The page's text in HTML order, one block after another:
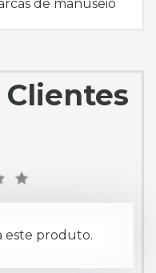
de manuseio
este produto.